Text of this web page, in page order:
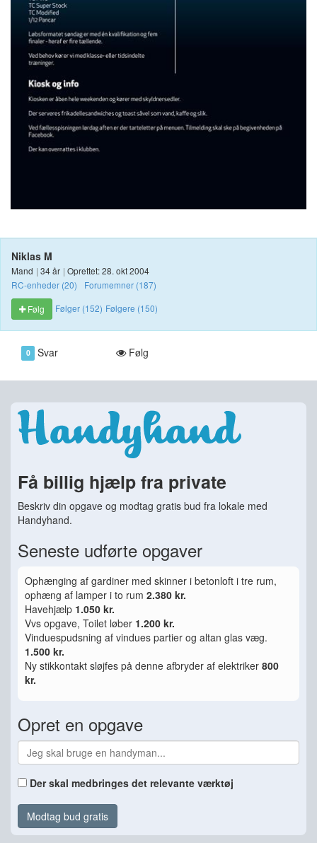
Niklas M
Mand | 34 år | Oprettet: 28. okt 2004
RC-enheder (20)
Forumemner (187)
Følg
Følger (152) Følgere (150)
0 Svar Følg
Få billig hjælp fra private
Beskriv din opgave og modtag gratis bud fra lokale med
Handyhand.
Seneste udførte opgaver
Ophænging af gardiner med skinner i betonloft i tre rum,
ophæng af lamper i to rum 2.380 kr.
Havehjælp 1.050 kr.
Vvs opgave, Toilet løber 1.200 kr.
Vinduespudsning af vindues partier og altan glas væg.
1.500 kr.
Ny stikkontakt sløjfes på denne afbryder af elektriker 800
kr.
Opret en opgave
Der skal medbringes det relevante værktøj
Modtag bud gratis